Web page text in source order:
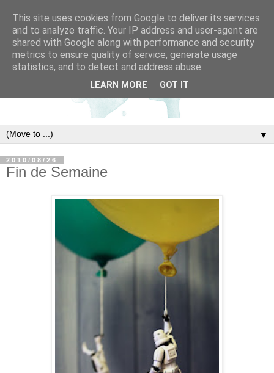
▼
2010/08/26
Fin de Semaine
This site uses cookies from Google to deliver its services
and to analyze traffic. Your IP address and user-agent are
shared with Google along with performance and security
metrics to ensure quality of service, generate usage
statistics, and to detect and address abuse.
LEARN MORE GOT IT